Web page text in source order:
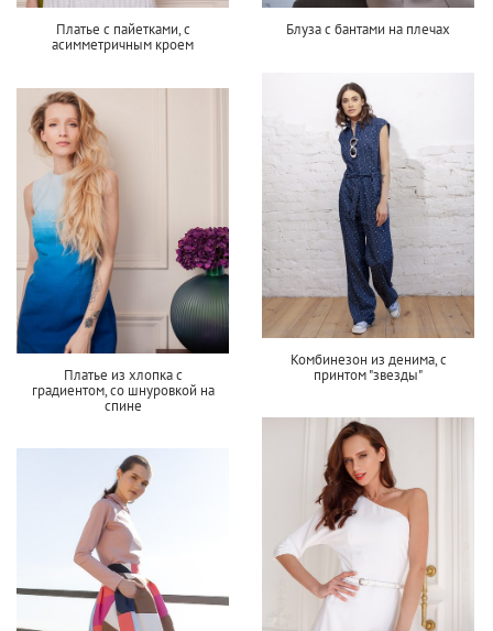
Платье с пайетками, с
асимметричным кроем
Блуза с бантами на плечах
Комбинезон из денима, с
принтом "звезды"
Платье из хлопка с
градиентом, со шнуровкой на
спине